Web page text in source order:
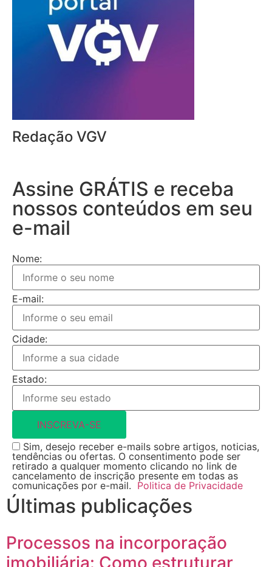
Redação VGV
Assine GRÁTIS e receba
nossos conteúdos em seu
e-mail
Nome:
E-mail:
Cidade:
Estado:
INSCREVA-SE
Sim, desejo receber e-mails sobre artigos, noticias,
tendências ou ofertas. O consentimento pode ser
retirado a qualquer momento clicando no link de
cancelamento de inscrição presente em todas as
comunicações por e-mail. Politica de Privacidade
Últimas publicações
Processos na incorporação
imobiliária: Como estruturar